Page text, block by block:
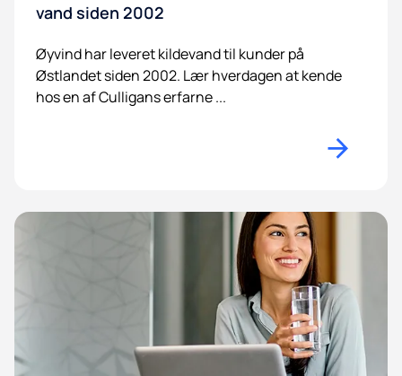
vand siden 2002
Øyvind har leveret kildevand til kunder på
Østlandet siden 2002. Lær hverdagen at kende
hos en af Culligans erfarne ...